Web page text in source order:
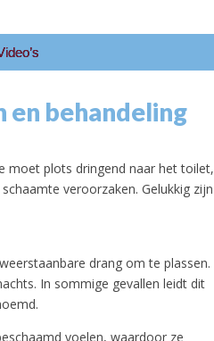
e.o.
en behandeling
moet plots dringend naar het toilet,
veroorzaken. Gelukkig zijn
drang om te plassen.
In sommige gevallen leidt dit
voelen, waardoor ze